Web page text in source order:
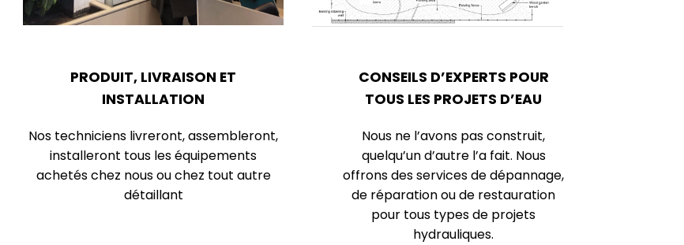
PRODUIT, LIVRAISON ET
INSTALLATION
Nos techniciens livreront, assembleront,
installeront tous les équipements
achetés chez nous ou chez tout autre
détaillant
CONSEILS D’EXPERTS POUR
TOUS LES PROJETS D’EAU
Nous ne l’avons pas construit,
quelqu’un d’autre l’a fait. Nous
offrons des services de dépannage,
de réparation ou de restauration
pour tous types de projets
hydrauliques.